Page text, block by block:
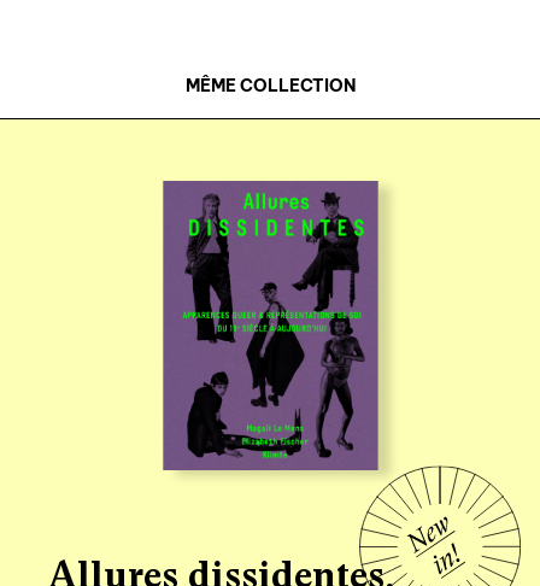
MÊME COLLECTION
Allures dissidentes.